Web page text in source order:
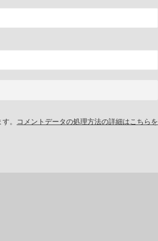
。
コメントデータの処理方法の詳細はこちらを